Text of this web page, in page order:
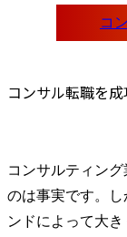
コンサル転職を
コンサルティン
のは事実です。
ンドによって大